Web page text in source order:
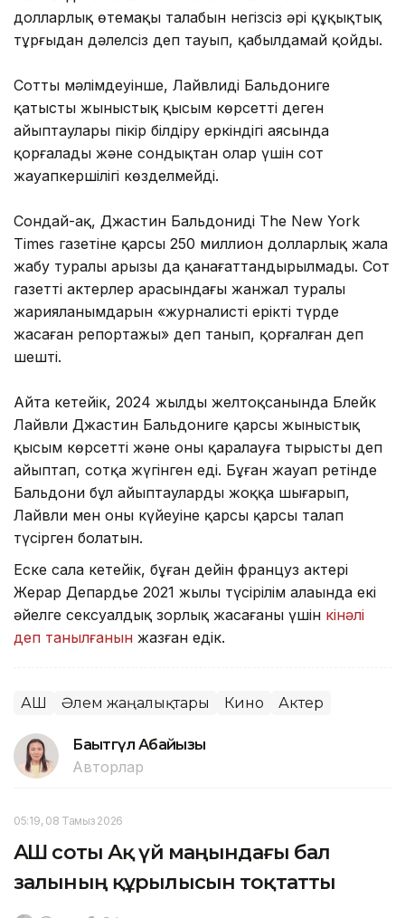
долларлық өтемақы талабын негізсіз әрі құқықтық
тұрғыдан дәлелсіз деп тауып, қабылдамай қойды.
Соттың мәлімдеуінше, Лайвлидің Бальдониге
қатысты жыныстық қысым көрсетті деген
айыптаулары пікір білдіру еркіндігі аясында
қорғалады және сондықтан олар үшін сот
жауапкершілігі көзделмейді.
Сондай-ақ, Джастин Бальдонидің The New York
Times газетіне қарсы 250 миллион долларлық жала
жабу туралы арызы да қанағаттандырылмады. Сот
газеттің актерлер арасындағы жанжал туралы
жарияланымдарын «журналистің ерікті түрде
жасаған репортажы» деп танып, қорғалған деп
шешті.
Айта кетейік, 2024 жылдың желтоқсанында Блейк
Лайвли Джастин Бальдониге қарсы жыныстық
қысым көрсетті және оны қаралауға тырысты деп
айыптап, сотқа жүгінген еді. Бұған жауап ретінде
Бальдони бұл айыптауларды жоққа шығарып,
Лайвли мен оның күйеуіне қарсы қарсы талап
түсірген болатын.
Еске сала кетейік, бұған дейін француз актері
Жерар Депардье 2021 жылы түсірілім алаңында екі
әйелге сексуалдық зорлық жасағаны үшін кінәлі
деп танылғанын жазған едік.
АҚШ Әлем жаңалықтары Кино Актер
Бақытгүл Абайқызы
Авторлар
05:19, 08 Тамыз 2026
АҚШ соты Ақ үй маңындағы бал
залының құрылысын тоқтатты